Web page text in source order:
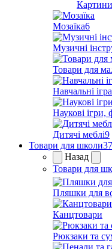
Мозаїка6
Музичні
Товари для
Навчальні
Наукові ігри,
Дитячі меблі9
Товари для школи
Назад
Товари для
Пляшки для
Канцтовари
Рюкзаки та